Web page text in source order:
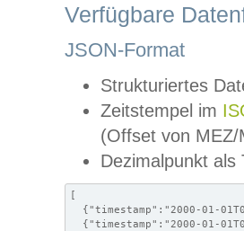
Verfügbare
JSON-Format
Strukturiertes
Zeitstempel im
(Offset von MEZ/
Dezimalpunkt als
[
{"timestamp":"2000-01-
{"timestamp":"2000-01-